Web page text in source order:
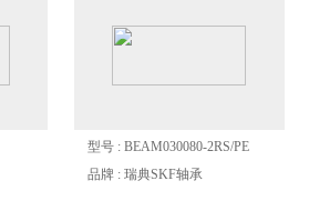
型号 : BEAM030080-2RS/PE
品牌 : 瑞典SKF轴承